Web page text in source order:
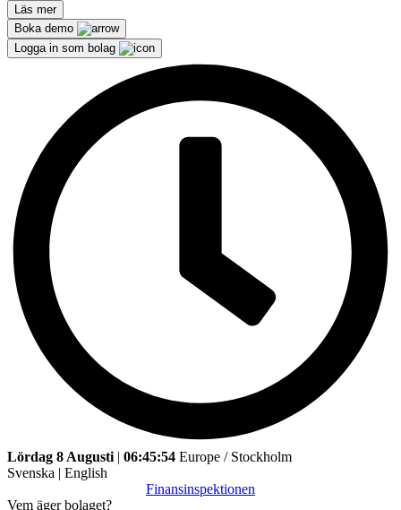
Läs mer
Boka demo
Logga in som bolag
Lördag 8 Augusti | 06:45:54 Europe / Stockholm
Svenska | English
Finansinspektionen
Vem äger bolaget?